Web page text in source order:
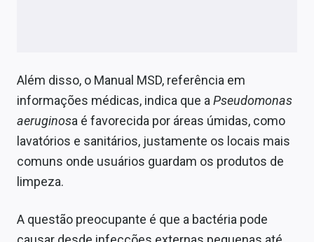
Além disso, o Manual MSD, referência em
informações médicas, indica que a Pseudomonas
aeruginosa é favorecida por áreas úmidas, como
lavatórios e sanitários, justamente os locais mais
comuns onde usuários guardam os produtos de
limpeza.
A questão preocupante é que a bactéria pode